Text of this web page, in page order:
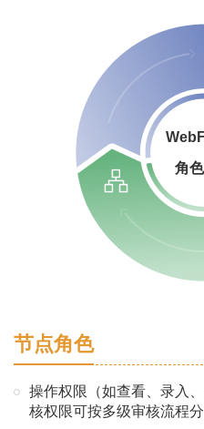
角
节点角色
操作权限（如查看、录入
核权限可按多级审核流程